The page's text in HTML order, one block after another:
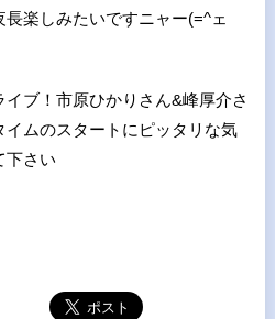
楽しみたいですニャー(=^ェ
ブ！市原ひかりさん&峰厚介さ
イムのスタートにピッタリな気
下さい